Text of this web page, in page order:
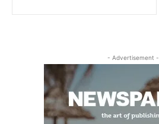
- Advertisement -